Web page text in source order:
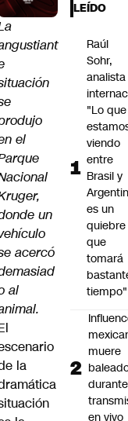
el
un
acercó
al
la
LEÍDO
Raúl
Sohr,
analista
"Lo que
viendo
entre
Brasil y
es un
quiebre
que
tomará
tiempo"
muere
durante
en vivo